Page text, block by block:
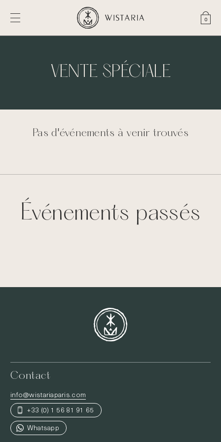
0
VENTE SPÉCIALE
Pas d'événements à venir trouvés
Événements passés
Contact
info@wistariaparis.com
+33 (0) 1 56 81 91 65
Whatsapp